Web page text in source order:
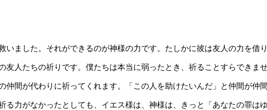
いました。それができるのが神様の力です。たしかに彼は友人の力を借
友人たちの祈りです。僕たちは本当に弱ったとき、祈ることすらできま
仲間が代わりに祈ってくれます。「この人を助けたいんだ」と仲間が仲
る力がなかったとしても、イエス様は、神様は、きっと「あなたの罪は